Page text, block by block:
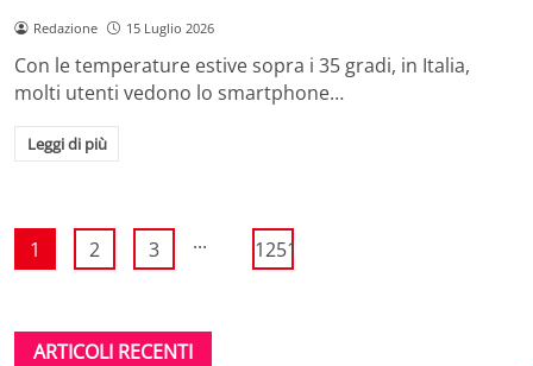
Redazione 15 Luglio 2026
Con le temperature estive sopra i 35 gradi, in Italia,
molti utenti vedono lo smartphone…
Leggi di più
1 2 3 ... 1251
ARTICOLI RECENTI